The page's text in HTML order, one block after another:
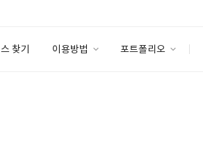
찾기 이용방법 포트폴리오